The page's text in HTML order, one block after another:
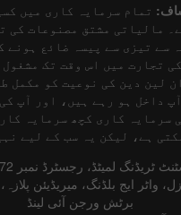
تمام سرمایہ کاری میں
مالیاتی مشتق مصنوعات کی
سے تیزی سے پیسہ ضائع ہونے
کی تجارت میں اس وقت تک
لین دین کی نوعیت کو مکمل
داخل ہو رہے ہیں، اور آپ
سرمایہ کاری کچھ سرمایہ
ہے، لیکن یہ سب کے لیے
ٹریڈنگ لمیٹڈ، رجسٹرڈ نمبر 1811672
واٹر ایج بلڈنگ، میریڈیئن پلازہ،
برٹش ورجن آئی لینڈ